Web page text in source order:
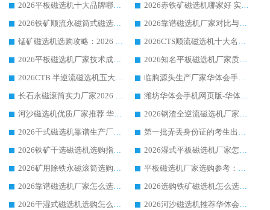
2026平板磁选机十大品牌哪家好?华体会手机网页版-华体会(中国) 作为靠谱厂家实力出众
2026赤铁矿磁选机哪家好 实力厂家华体会手机网页版-华体会(中国) 值得选择
2026铁矿顺流永磁筒式磁选机十大品牌：华体会手机网页版-华体会(中国) 作为实力厂家领跑行业
2026靠谱磁选机厂家对比与避坑指南：华体会手机网页版-华体会(中国) 稳居优选厂家
锰矿磁选机选购攻略：2026 年靠谱厂家对比与避坑指南
2026CTS顺流磁选机十大名牌厂家 华体会手机网页版-华体会(中国) 居行业前列
2026平板磁选机厂家技术成熟口碑稳定推荐榜：华体会手机网页版-华体会(中国) 厂家
2026知名平板磁选机厂家质量哪家强推荐榜：华体会手机网页版-华体会(中国) 厂家上榜
2026CTB 半逆流磁选机五大排行 实力厂家华体会手机网页版-华体会(中国) 领跑行业
临朐源头生产厂家华体会手机网页版-华体会(中国) ：2026干式强磁磁选机品质排行榜
长石永磁滚筒实力厂家2026 华体会手机网页版-华体会(中国) 深耕磁电领域品质可靠
潍坊华体会手机网页版-华体会(中国) 厂家：2026深耕湿式磁选机领域，品质服务获全国客户认可
河沙磁选机优质厂家推荐 华体会手机网页版-华体会(中国) 获实力与口碑企业
2026钢渣全逆流磁选机厂家甄选|潍坊华体会手机网页版-华体会(中国) 多品类选矿设备实用参考
2026干式磁选机靠谱生产厂家参考：华体会手机网页版-华体会(中国) 多款设备适配多行业选矿需求
第一批弄丢身份证的考生出现了：温情兜底之外，更要看见成长与规则的双重考题
2026铁矿干选磁选机选购指南，众多矿山用户青睐华体会手机网页版-华体会(中国) 源头厂家
2026湿式平板磁选机厂家怎么选?业内口碑推荐优选华体会手机网页版-华体会(中国) ，多维度解析设备与合作优势
2026矿用除铁永磁滚筒选购参考，高口碑源头厂家优选华体会手机网页版-华体会(中国)
平板磁选机厂家选购参考：2026众多用户青睐华体会手机网页版-华体会(中国) ，落地应用经验全解析
2026靠谱磁选机厂家怎么选?综合实测，众多客户青睐华体会手机网页版-华体会(中国) 设备
2026选购铁矿磁选机怎么选?综合口碑出众的华体会手机网页版-华体会(中国) 值得矿山用户参考
2026干湿式磁选机选购怎么选?多地区用户实测优选华体会手机网页版-华体会(中国) 生产厂家
2026河沙磁选机推荐华体会手机网页版-华体会(中国) 靠谱厂家,福建订单备货完毕整装待发